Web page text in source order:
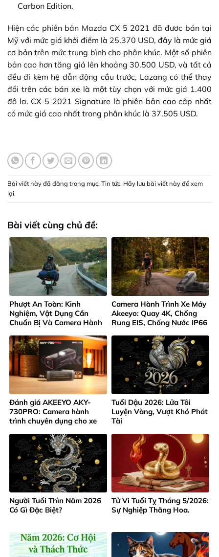
Carbon Edition.
Hiện các phiên bản Mazda CX 5 2021 đã đươc bán tại
Mỹ với mức giá khởi điểm là 25.370 USD, đây là mức giá
cơ bản trên mức trung bình cho phân khúc. Một số phiên
bản cao hơn tăng giá lên khoảng 30.500 USD, và tất cả
đều đi kèm hệ dẫn động cầu trước, Lazang có thể thay
đổi trên các bán xe là một tùy chọn với mức giá 1.400
đô la. CX-5 2021 Signature là phiên bản cao cấp nhất
có mức giá cao nhất trong phân khúc là 37.505 USD.
Bài viết này đã đăng trong mục:Tin tức. Hãy lưu bài viết này để xem
lại.
Bài viết cùng chủ đề:
Phượt An Toàn: Kinh
Nghiệm, Vật Dụng Cần
Chuẩn Bị Và Camera Hành
Camera Hành Trình Xe Máy
Akeeyo: Quay 4K, Chống
Rung EIS, Chống Nước IP66
Đánh giá AKEEYO AKY-
730PRO: Camera hành
trình chuyên dụng cho xe
Tuổi Dậu 2026: Lửa Tôi
Luyện Vàng, Vượt Khó Phát
Tài
Người Tuổi Thìn Năm 2026
Có Gì Đặc Biệt?
Tử Vi Tuổi Tỵ Tháng 5/2026:
Sự Nghiệp Thăng Hoa.